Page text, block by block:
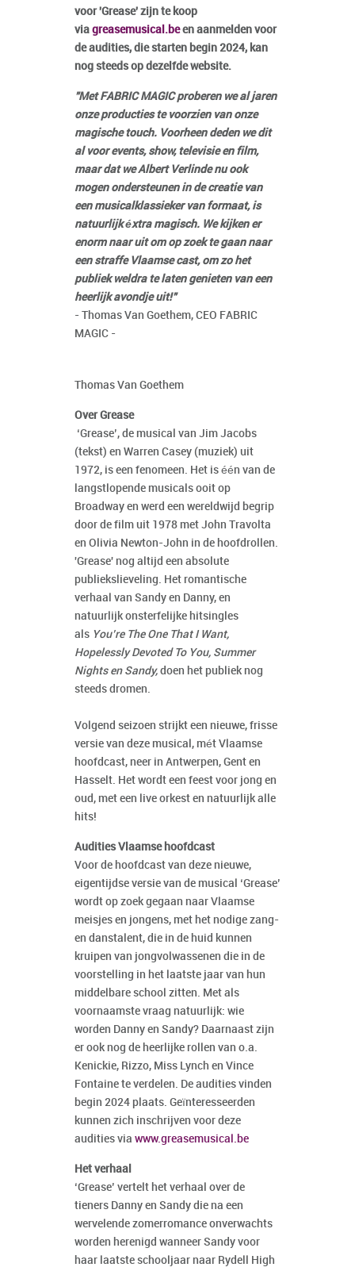
voor 'Grease' zijn te koop
via greasemusical.been aanmelden voor
de audities, die starten begin 2024, kan
nog steeds op dezelfde website.
"Met FABRIC MAGIC proberen we al jaren
onze producties te voorzien van onze
magische touch. Voorheen deden we dit
al voor events, show, televisie en film,
maar dat we Albert Verlinde nu ook
mogen ondersteunen in de creatie van
een musicalklassieker van formaat, is
natuurlijk éxtra magisch. We kijken er
enorm naar uit om op zoek te gaan naar
een straffe Vlaamse cast, om zo het
publiek weldra te laten genieten van een
heerlijk avondje uit!"
- Thomas Van Goethem, CEO FABRIC
MAGIC -
Thomas Van Goethem
Over Grease
‘Grease’, de musical van Jim Jacobs
(tekst) en Warren Casey (muziek) uit
1972, is een fenomeen. Het is één van de
langstlopende musicals ooit op
Broadway en werd een wereldwijd begrip
door de film uit 1978 met John Travolta
en Olivia Newton-John in de hoofdrollen.
'Grease' nog altijd een absolute
publiekslieveling. Het romantische
verhaal van Sandy en Danny, en
natuurlijk onsterfelijke hitsingles
als You’re The One That I Want,
Hopelessly Devoted To You, Summer
Nights en Sandy, doen het publiek nog
steeds dromen.
Volgend seizoen strijkt een nieuwe, frisse
versie van deze musical, mét Vlaamse
hoofdcast, neer in Antwerpen, Gent en
Hasselt. Het wordt een feest voor jong en
oud, met een live orkest en natuurlijk alle
hits!
Audities Vlaamse hoofdcast
Voor de hoofdcast van deze nieuwe,
eigentijdse versie van de musical ‘Grease’
wordt op zoek gegaan naar Vlaamse
meisjes en jongens, met het nodige zang-
en danstalent, die in de huid kunnen
kruipen van jongvolwassenen die in de
voorstelling in het laatste jaar van hun
middelbare school zitten. Met als
voornaamste vraag natuurlijk: wie
worden Danny en Sandy? Daarnaast zijn
er ook nog de heerlijke rollen van o.a.
Kenickie, Rizzo, Miss Lynch en Vince
Fontaine te verdelen. De audities vinden
begin 2024 plaats. Geïnteresseerden
kunnen zich inschrijven voor deze
audities via www.greasemusical.be
Het verhaal
‘Grease’ vertelt het verhaal over de
tieners Danny en Sandy die na een
wervelende zomerromance onverwachts
worden herenigd wanneer Sandy voor
haar laatste schooljaar naar Rydell High